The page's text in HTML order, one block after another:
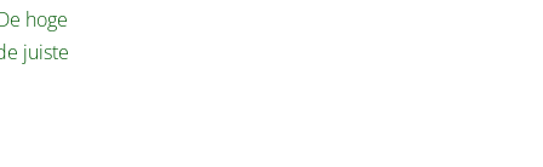
hoge
juiste